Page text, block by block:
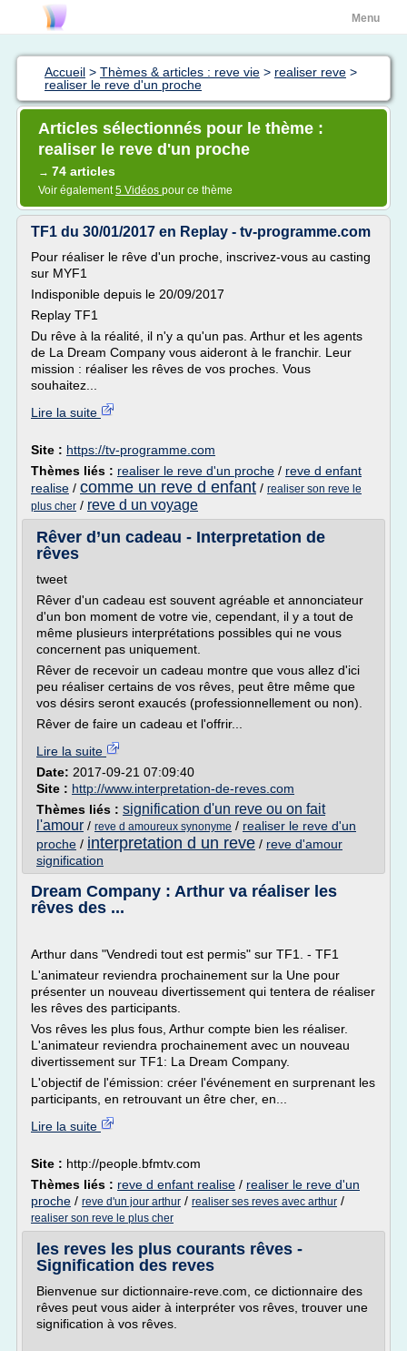
Menu
Accueil > Thèmes & articles : reve vie > realiser reve >
realiser le reve d'un proche
Articles sélectionnés pour le thème :
realiser le reve d'un proche
→ 74 articles
Voir également5 Vidéos pour ce thème
TF1 du 30/01/2017 en Replay - tv-programme.com
Pour réaliser le rêve d'un proche, inscrivez-vous au casting
sur MYF1
Indisponible depuis le 20/09/2017
Replay TF1
Du rêve à la réalité, il n'y a qu'un pas. Arthur et les agents
de La Dream Company vous aideront à le franchir. Leur
mission : réaliser les rêves de vos proches. Vous
souhaitez...
Lire la suite
Site : https://tv-programme.com
Thèmes liés : realiser le reve d'un proche / reve d enfant
realise / comme un reve d enfant / realiser son reve le
plus cher / reve d un voyage
Rêver d’un cadeau - Interpretation de
rêves
tweet
Rêver d'un cadeau est souvent agréable et annonciateur
d'un bon moment de votre vie, cependant, il y a tout de
même plusieurs interprétations possibles qui ne vous
concernent pas uniquement.
Rêver de recevoir un cadeau montre que vous allez d'ici
peu réaliser certains de vos rêves, peut être même que
vos désirs seront exaucés (professionnellement ou non).
Rêver de faire un cadeau et l'offrir...
Lire la suite
Date: 2017-09-21 07:09:40
Site : http://www.interpretation-de-reves.com
Thèmes liés : signification d'un reve ou on fait
l'amour / reve d amoureux synonyme / realiser le reve d'un
proche / interpretation d un reve / reve d'amour
signification
Dream Company : Arthur va réaliser les
rêves des ...
Arthur dans "Vendredi tout est permis" sur TF1. - TF1
L'animateur reviendra prochainement sur la Une pour
présenter un nouveau divertissement qui tentera de réaliser
les rêves des participants.
Vos rêves les plus fous, Arthur compte bien les réaliser.
L'animateur reviendra prochainement avec un nouveau
divertissement sur TF1: La Dream Company.
L'objectif de l'émission: créer l'événement en surprenant les
participants, en retrouvant un être cher, en...
Lire la suite
Site : http://people.bfmtv.com
Thèmes liés : reve d enfant realise / realiser le reve d'un
proche / reve d'un jour arthur / realiser ses reves avec arthur /
realiser son reve le plus cher
les reves les plus courants rêves -
Signification des reves
Bienvenue sur dictionnaire-reve.com, ce dictionnaire des
rêves peut vous aider à interpréter vos rêves, trouver une
signification à vos rêves.